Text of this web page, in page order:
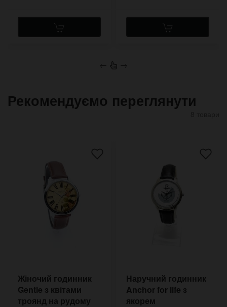
← →
Рекомендуємо переглянути
Жіночий годинник
Gentle з квітами
троянд на рудому
Наручний годинник
Anchor for life з
якорем